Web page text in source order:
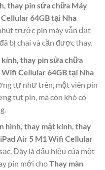
thay pin sửa chữa Máy
64GB tại Nha
trước pin máy vẫn đạt
bị chai và cần được thay.
thay pin sửa chữa
Cellular 64GB tại Nha
tự như trên, một viên pin
tụt pin, mà còn khó có
hình, thay mặt kính, thay
Air 5 M1 Wifi Cellular
Đây là dấu hiệu của một
pin mới choThay màn